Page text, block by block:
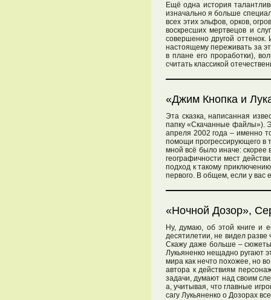
Ещё одна история
изначально я больше
всех этих эльфов, орков,
воскресших мертвецов и
совершенно другой
настоящему переживать за
в плане его проработки),
считать классикой
«Джим Кнопка и
Эта сказка, написанная
папку «Скачанные файлы»).
апреля 2002 года – именно
помощи прогрессирующего в
мной всё было иначе: скорее
географичности мест
подход к такому
первого. В общем, если у вас
«Ночной Дозор»,
Ну, думаю, об этой книге и
десятилетии, не видел разве
Скажу даже больше – сюжеты
Лукьяненко нещадно ругают
мира как нечто похожее, но
автора к действиям
задачи, думают над своим
а, учитывая, что главные
сагу Лукьяненко о Дозорах